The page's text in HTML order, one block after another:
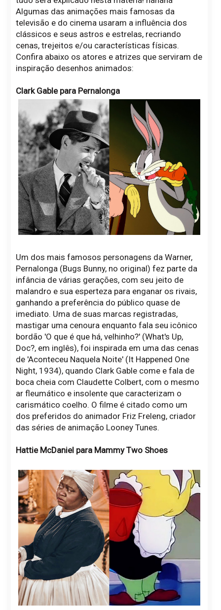
Algumas das animações mais famosas da
televisão e do cinema usaram a influência dos
clássicos e seus astros e estrelas, recriando
cenas, trejeitos e/ou características físicas.
Confira abaixo os atores e atrizes que serviram de
inspiração desenhos animados:
Clark Gable para Pernalonga
Um dos mais famosos personagens da Warner,
Pernalonga (Bugs Bunny, no original) fez parte da
infância de várias gerações, com seu jeito de
malandro e sua esperteza para enganar os rivais,
ganhando a preferência do público quase de
imediato. Uma de suas marcas registradas,
mastigar uma cenoura enquanto fala seu icônico
bordão 'O que é que há, velhinho?' (What's Up,
Doc?, em inglês), foi inspirada em uma das cenas
de 'Aconteceu Naquela Noite' (It Happened One
Night, 1934), quando Clark Gable come e fala de
boca cheia com Claudette Colbert, com o mesmo
ar fleumático e insolente que caracterizam o
carismático coelho. O filme é citado como um
dos preferidos do animador Friz Freleng, criador
das séries de animação Looney Tunes.
Hattie McDaniel para Mammy Two Shoes